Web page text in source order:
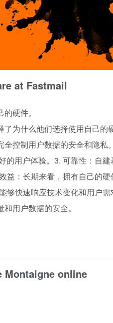
at Fastmail
硬件。
了为什么他们选择使用自己
控制用户数据的安全和隐
的用户体验。3. 可靠性：自
益：长期来看，拥有自己的
够快速响应技术变化和用户
用户数据的安全。
Montaigne online